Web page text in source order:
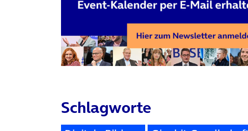
Schlagworte